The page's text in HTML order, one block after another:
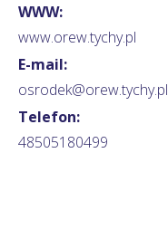
WWW:
www.orew.tychy.pl
E-mail:
osrodek@orew.tychy.pl
Telefon:
48505180499